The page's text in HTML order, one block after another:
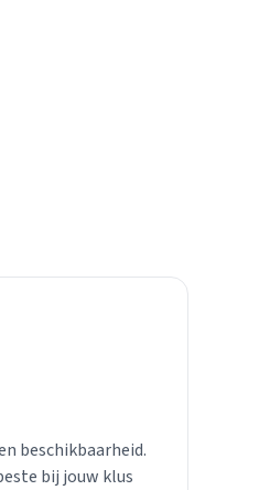
beschikbaarheid.
bij jouw klus